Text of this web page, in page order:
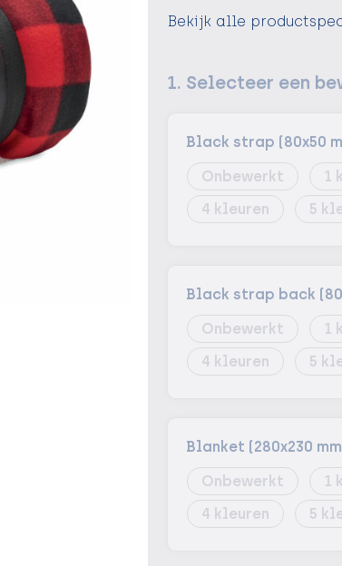
Bekijk alle
1. Selecteer een
Black strap (80x50
Onbewerkt
1
4
5
Black strap back
Onbewerkt
1
4
5
Blanket (280x230
Onbewerkt
1
4
5